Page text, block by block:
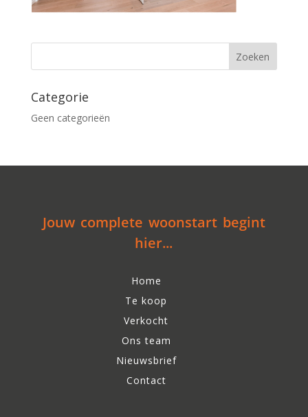
Categorie
Geen categorieën
Jouw complete woonstart begint
hier...
Home
Te koop
Verkocht
Ons team
Nieuwsbrief
Contact